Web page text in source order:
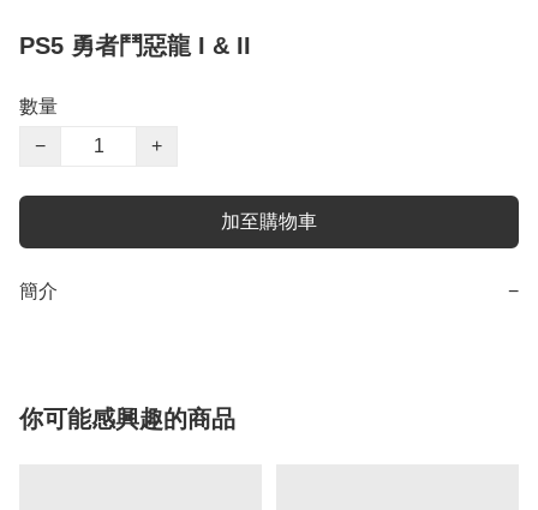
PS5 勇者鬥惡龍 I & II
數量
−
+
加至購物車
簡介 −
你可能感興趣的商品